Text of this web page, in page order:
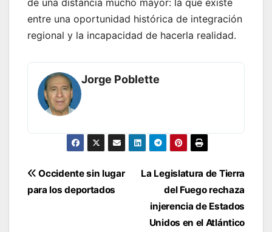
entre una oportunidad histórica de integración
regional y la incapacidad de hacerla realidad.
Jorge Poblette
Navegación
de
La Legislatura de Tierra
del Fuego rechaza
injerencia de Estados
Unidos en el Atlántico
Occidente sin lugar
para los deportados